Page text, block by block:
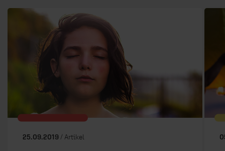
25.09.2019 / Artikel